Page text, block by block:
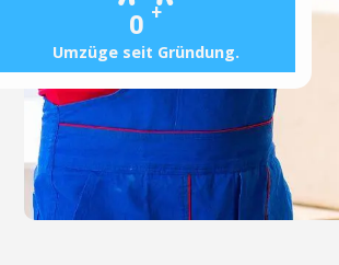
0 +
Umzüge seit Gründung.